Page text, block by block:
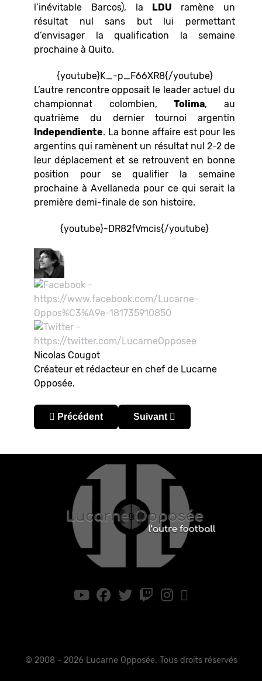
l’inévitable Barcos), la
LDU ramène un
résultat nul sans but lui permettant
d’envisager la qualification la semaine
prochaine à Quito.
{youtube}K_-p_F66XR8{/youtube}
L’autre rencontre opposait le leader actuel du
championnat colombien,Tolima, au
quatrième du dernier tournoi argentin
Independiente. La bonne affaire est pour les
argentins qui ramènent un résultat nul 2-2 de
leur déplacement et se retrouvent en bonne
position pour se qualifier la semaine
prochaine à Avellaneda pour ce qui serait la
première demi-finale de son histoire.
{youtube}-DR82fVmcis{/youtube}
Nicolas Cougot
Créateur et rédacteur en chef de Lucarne
Opposée.
Article précédent : Lucarne sud-américaine :
Précédent Article suivant : Lucarne
Suivant
© 2008 - 2026 Lucarne Opposée. Tous droits réservés